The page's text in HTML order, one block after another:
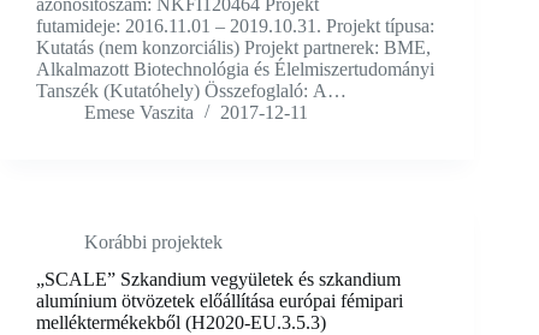
azonosítószám: NKFI120464 Projekt
futamideje: 2016.11.01 – 2019.10.31. Projekt típusa:
Kutatás (nem konzorciális) Projekt partnerek: BME,
Alkalmazott Biotechnológia és Élelmiszertudományi
Tanszék (Kutatóhely) Összefoglaló: A…
Emese Vaszita
2017-12-11
Korábbi projektek
„SCALE” Szkandium vegyületek és szkandium
alumínium ötvözetek előállítása európai fémipari
melléktermékekből (H2020-EU.3.5.3)